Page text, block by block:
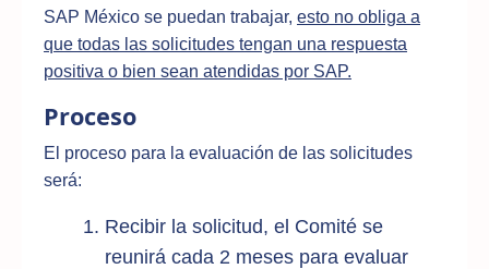
SAP México se puedan trabajar, esto no obliga a
que todas las solicitudes tengan una respuesta
positiva o bien sean atendidas por SAP.
Proceso
El proceso para la evaluación de las solicitudes
será:
Recibir la solicitud, el Comité se
reunirá cada 2 meses para evaluar